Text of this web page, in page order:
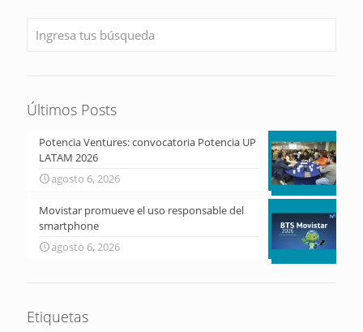
Últimos Posts
Potencia Ventures: convocatoria Potencia UP
LATAM 2026
agosto 6, 2026
Movistar promueve el uso responsable del
smartphone
agosto 6, 2026
Etiquetas